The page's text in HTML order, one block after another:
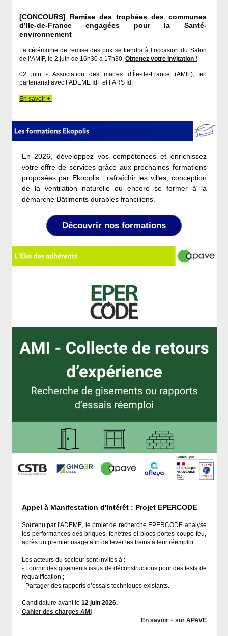
[CONCOURS] Remise des trophées des communes
d’Ile-de-France engagées pour la Santé-
environnement
La cérémonie de remise des prix se tiendra à l’occasion du Salon
de l’AMIF, le 2 juin de 16h30 à 17h30. Obtenez votre invitation !
02 juin - Association des maires d’Île-de-France (AMIF), en
partenariat avec l’ADEME IdF et l’ARS IdF
En savoir +
En 2026, développez vos compétences et enrichissez
votre offre de services grâce aux prochaines formations
proposées par Ekopolis : rafraîchir les villes, conception
de la ventilation naturelle ou encore se former à la
démarche Bâtiments durables franciliens.
Découvrir nos formations
Appel à Manifestation d'Intérêt : Projet EPERCODE
Soutenu par l'ADEME, le projet de recherche EPERCODE analyse
les performances des briques, fenêtres et blocs-portes coupe-feu,
après un premier usage afin de lever les freins à leur réemploi.
Les acteurs du secteur sont invités à :
- Fournir des gisements issus de déconstructions pour des tests de
requalification ;
- Partager des rapports d’essais techniques existants.
Candidature avant le 12 juin 2026.
Cahier des charges AMI
En savoir + sur APAVE